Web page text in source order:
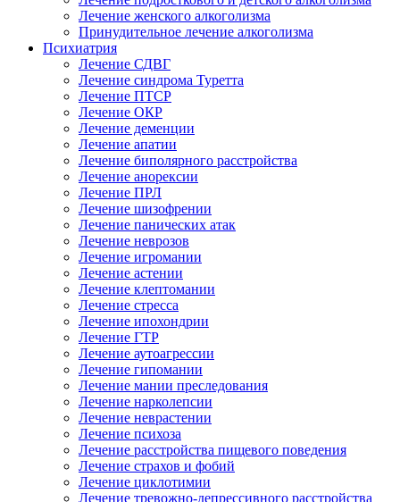
Лечение женского алкоголизма
Принудительное лечение алкоголизма
Психиатрия
Лечение СДВГ
Лечение синдрома Туретта
Лечение ПТСР
Лечение ОКР
Лечение деменции
Лечение апатии
Лечение биполярного расстройства
Лечение анорексии
Лечение ПРЛ
Лечение шизофрении
Лечение панических атак
Лечение неврозов
Лечение игромании
Лечение астении
Лечение клептомании
Лечение стресса
Лечение ипохондрии
Лечение ГТР
Лечение аутоагрессии
Лечение гипомании
Лечение мании преследования
Лечение нарколепсии
Лечение неврастении
Лечение психоза
Лечение расстройства пищевого поведения
Лечение страхов и фобий
Лечение циклотимии
Лечение тревожно-депрессивного расстройства